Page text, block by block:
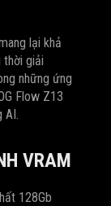
lại khả
thời giải
những ứng
Flow Z13
VRAM
128Gb